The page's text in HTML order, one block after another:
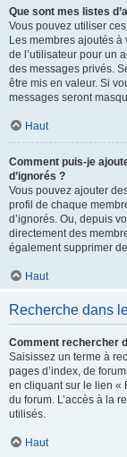
Que sont mes listes
Vous pouvez utiliser
Les membres ajoutés à
de l’utilisateur pour un
des messages privés.
être mis en valeur. Si
messages seront
Haut
Comment puis-je
d’ignorés ?
Vous pouvez ajouter
profil de chaque
d’ignorés. Ou, depuis
directement des
également supprimer
Haut
Recherche dans
Comment rechercher
Saisissez un terme à
pages d’index, de
en cliquant sur le lien «
du forum. L’accès à la
utilisés.
Haut